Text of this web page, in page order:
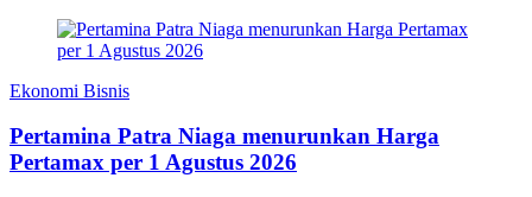
Ekonomi Bisnis
Pertamina Patra Niaga menurunkan Harga
Pertamax per 1 Agustus 2026